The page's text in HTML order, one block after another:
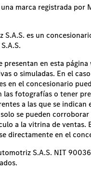
marca registrada por
S.A.S. es un
presentan en esta página
o simuladas. En el
en el concesionario
las fotografías o tener
a las que se indican
se pueden
a la vitrina de ventas.
directamente en el
S.A.S. NIT